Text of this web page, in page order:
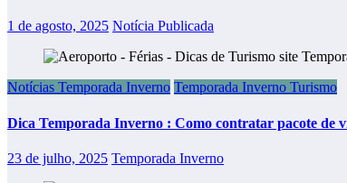
1 de agosto, 2025 Notícia Publicada
Notícias Temporada Inverno Temporada Inverno Turismo
Dica Temporada Inverno : Como contratar pacote de
23 de julho, 2025 Temporada Inverno